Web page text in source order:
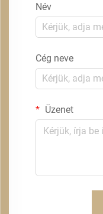
Név
Cég neve
Üzenet